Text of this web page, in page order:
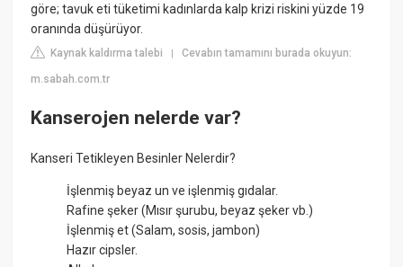
göre; tavuk eti tüketimi kadınlarda kalp krizi riskini yüzde 19
oranında düşürüyor.
Kaynak kaldırma talebi |Cevabın tamamını burada okuyun:
m.sabah.com.tr
Kanserojen nelerde var?
Kanseri Tetikleyen Besinler Nelerdir?
İşlenmiş beyaz un ve işlenmiş gıdalar.
Rafine şeker (Mısır şurubu, beyaz şeker vb.)
İşlenmiş et (Salam, sosis, jambon)
Hazır cipsler.